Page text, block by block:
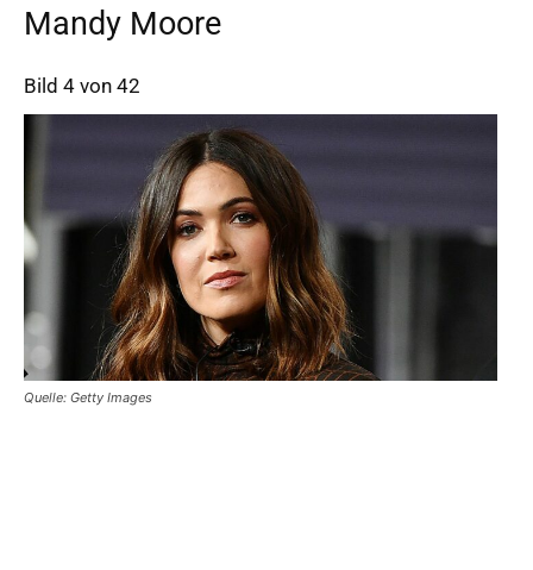
Mandy Moore
Bild 4 von 42
Quelle: Getty Images